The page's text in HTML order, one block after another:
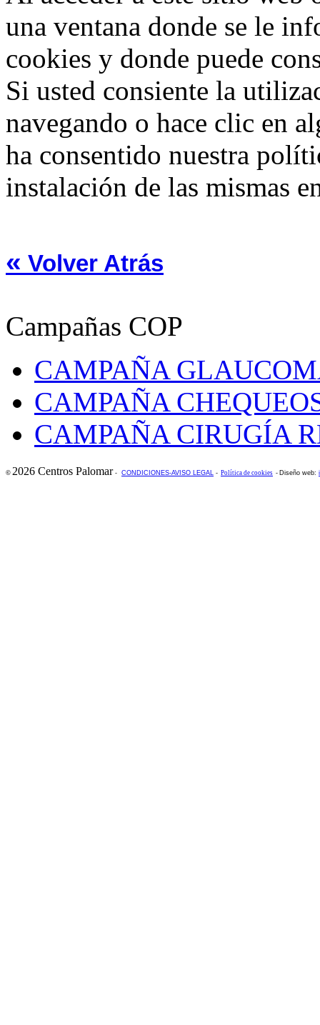
una ventana donde se le
cookies y donde puede
Si usted consiente la
navegando o hace clic en
ha consentido nuestra
instalación de las mismas
« Volver Atrás
Campañas COP
CAMPAÑA
CAMPAÑA
CAMPAÑA CIRUGÍA
© 2026 Centros Palomar- CONDICIONES-AVISO LEGAL - Política de cookies - Diseño web: